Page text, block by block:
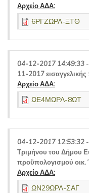
Αρχείο ΑΔΑ:
6ΡΓΖΩΡΛ-ΞΤΘ
04-12-2017 14:49:33 -
11-2017 εισαγγελικής
Αρχείο ΑΔΑ:
ΩΕ4ΜΩΡΛ-8ΩΤ
04-12-2017 12:53:32 -
Τριμήνου του Δήμου
προϋπολογισμού οικ.
Αρχείο ΑΔΑ:
ΩΝ29ΩΡΛ-ΣΑΓ